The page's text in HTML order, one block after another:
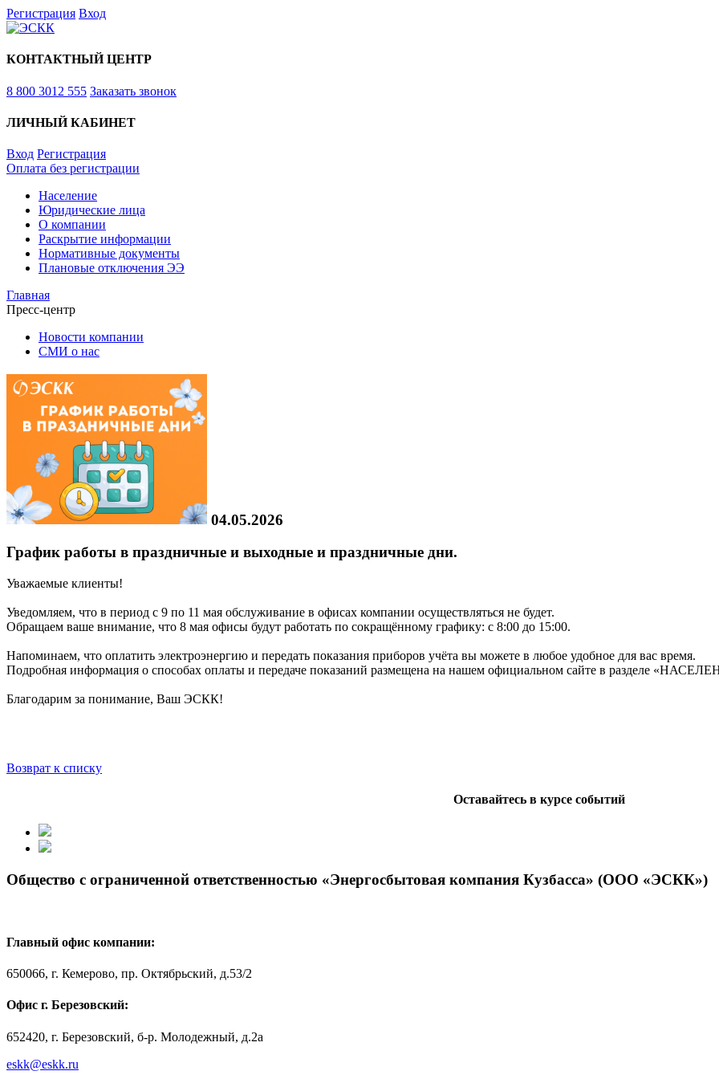
Регистрация Вход
КОНТАКТНЫЙ ЦЕНТР
8 800 3012 555 Заказать звонок
ЛИЧНЫЙ КАБИНЕТ
Вход Регистрация
Оплата без регистрации
Население
Юридические лица
О компании
Раскрытие информации
Нормативные документы
Плановые отключения ЭЭ
Главная
Пресс-центр
Новости компании
СМИ о нас
04.05.2026
График работы в праздничные и выходные и праздничные дни.
Уважаемые клиенты!
Уведомляем, что в период с 9 по 11 мая обслуживание в офисах компании осуществляться не будет.
Обращаем ваше внимание, что 8 мая офисы будут работать по сокращённому графику: с 8:00 до 15:00.
Напоминаем, что оплатить электроэнергию и передать показания приборов учёта вы можете в любое удобное для вас время.
Подробная информация о способах оплаты и передаче показаний размещена на нашем официальном сайте в разделе
Благодарим за понимание, Ваш ЭСКК!
Возврат к списку
Оставайтесь в курсе событий
Общество с ограниченной ответственностью «Энергосбытовая компания Кузбасса» (ООО «ЭСКК»)
Главный офис компании:
650066, г. Кемерово, пр. Октябрьский, д.53/2
Офис г. Березовский:
652420, г. Березовский, б-р. Молодежный, д.2а
eskk@eskk.ru